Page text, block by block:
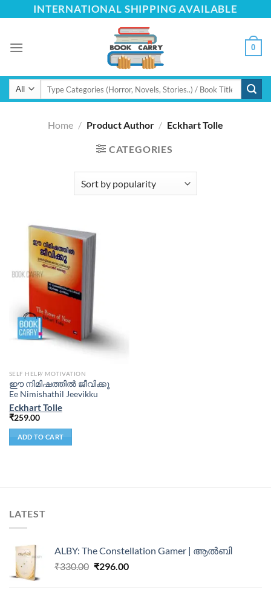
to
INTERNATIONAL SHIPPING AVAILABLE
0
Search
Home / Product Author / Eckhart Tolle
CATEGORIES
SELF HELP/ MOTIVATION
ഈ നിമിഷത്തിൽ ജീവിക്കൂ
Ee Nimishathil Jeevikku
Eckhart Tolle
₹259.00
ADD TO CART
LATEST
ALBY: The Constellation Gamer | ആൽബി
₹330.00 ₹296.00